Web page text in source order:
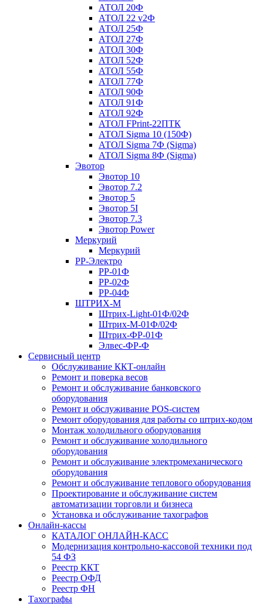
АТОЛ 20Ф
АТОЛ 22 v2Ф
АТОЛ 25Ф
АТОЛ 27Ф
АТОЛ 30Ф
АТОЛ 52Ф
АТОЛ 55Ф
АТОЛ 77Ф
АТОЛ 90Ф
АТОЛ 91Ф
АТОЛ 92Ф
АТОЛ FPrint-22ПТК
АТОЛ Sigma 10 (150Ф)
АТОЛ Sigma 7Ф (Sigma)
АТОЛ Sigma 8Ф (Sigma)
Эвотор
Эвотор 10
Эвотор 7.2
Эвотор 5
Эвотор 5I
Эвотор 7.3
Эвотор Power
Меркурий
Меркурий
РР-Электро
РР-01Ф
РР-02Ф
РР-04Ф
ШТРИХ-М
Штрих-Light-01Ф/02Ф
Штрих-М-01Ф/02Ф
Штрих-ФР-01Ф
Элвес-ФР-Ф
Сервисный центр
Обслуживание ККТ-онлайн
Ремонт и поверка весов
Ремонт и обслуживание банковского
оборудования
Ремонт и обслуживание POS-систем
Ремонт оборудования для работы со штрих-кодом
Монтаж холодильного оборудования
Ремонт и обслуживание холодильного
оборудования
Ремонт и обслуживание электромеханического
оборудования
Ремонт и обслуживание теплового оборудования
Проектирование и обслуживание систем
автоматизации торговли и бизнеса
Установка и обслуживание тахографов
Онлайн-кассы
КАТАЛОГ ОНЛАЙН-КАСС
Модернизация контрольно-кассовой техники под
54 ФЗ
Реестр ККТ
Реестр ОФД
Реестр ФН
Тахографы